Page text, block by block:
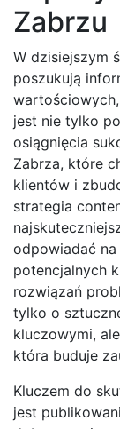
Zabrzu
W dzisiejszym
poszukują
jest nie tylko
osiągnięcia
Zabrza, które
klientów i
strategia
odpowiadać
potencjalnych
rozwiązań
tylko o
kluczowymi,
która buduje
Kluczem do
jest